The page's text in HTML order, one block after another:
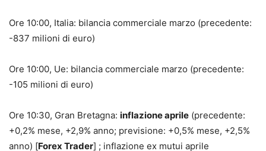
Ore 10:00, Italia: bilancia commerciale marzo (precedente:
-837 milioni di euro)
Ore 10:00, Ue: bilancia commerciale marzo (precedente:
-105 milioni di euro)
Ore 10:30, Gran Bretagna: inflazione aprile (precedente:
+0,2% mese, +2,9% anno; previsione: +0,5% mese, +2,5%
anno) [Forex Trader] ; inflazione ex mutui aprile